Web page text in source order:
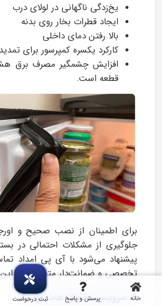
خانه پرسش و پاسخ ثبت درخواست
یخ‌زدگی ناگهانی در لولای درب
ایجاد قطرات بخار روی بدنه
بالا رفتن دمای داخلی
کارکرد یکسره کمپرسور برای
افزایش چشمگیر مصرف برق
قطعه است.
برای اطمینان از نصب صحیح و
جلوگیری از مشکلات احتمالی در
پیشنهاد می‌شود با آی پی امداد
تخصصی و ضمانت‌دار متخصصین این
9. سرویس یخچال هات پوینت